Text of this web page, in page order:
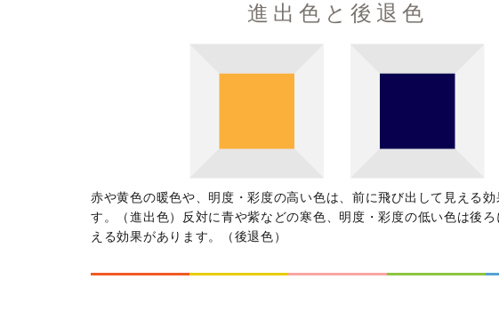
進出色と後退色
赤や黄色の暖色や、明度・彩度の高い色は、前に飛び出して見える効
す。（進出色）反対に青や紫などの寒色、明度・彩度の低い色は後
える効果があります。（後退色）